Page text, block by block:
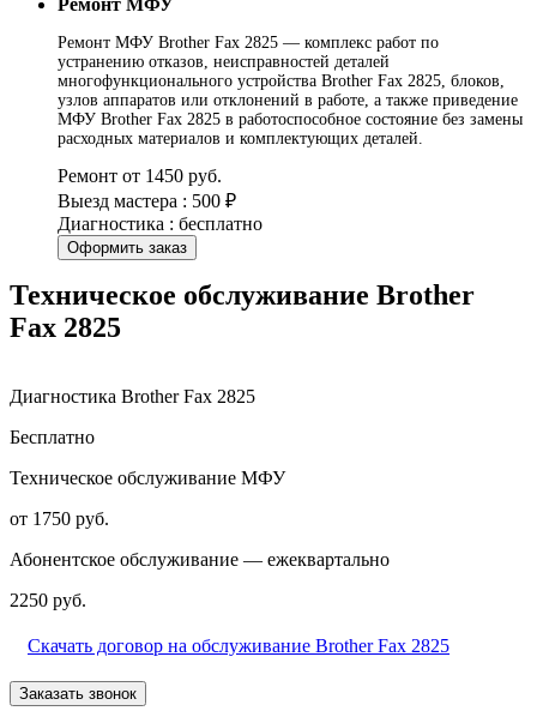
Ремонт МФУ Brother Fax 2825 — комплекс работ по
устранению отказов, неисправностей деталей
многофункционального устройства Brother Fax 2825, блоков,
узлов аппаратов или отклонений в работе, а также приведение
МФУ Brother Fax 2825 в работоспособное состояние без замены
расходных материалов и комплектующих деталей.
Ремонт от 1450 руб.
Выезд мастера : 500 ₽
Диагностика : бесплатно
Оформить заказ
Техническое обслуживание Brother
Fax 2825
Диагностика Brother Fax 2825
Бесплатно
Техническое обслуживание МФУ
от 1750 руб.
Абонентское обслуживание — ежеквартально
2250 руб.
Скачать договор на обслуживание Brother Fax 2825
Заказать звонок